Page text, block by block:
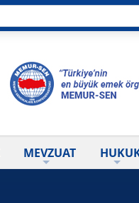
MEVZUAT